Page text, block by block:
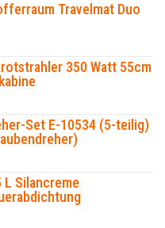
Travelmat Duo
350 Watt 55cm
Set E-10534 (5-teilig)
L Silancreme